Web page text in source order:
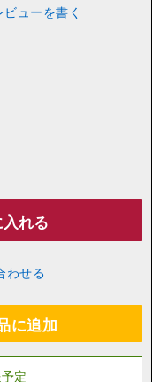
ビューを書く
れる
わせる
に追加